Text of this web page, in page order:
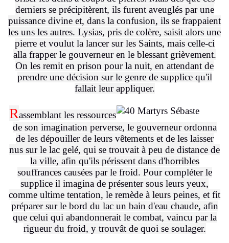
derniers se précipitèrent, ils furent aveuglés par une
puissance divine et, dans la confusion, ils se frappaient
les uns les autres. Lysias, pris de colère, saisit alors une
pierre et voulut la lancer sur les Saints, mais celle-ci
alla frapper le gouverneur en le blessant grièvement.
On les remit en prison pour la nuit, en attendant de
prendre une décision sur le genre de supplice qu'il
fallait leur appliquer.
Rassemblant les ressources
de son imagination perverse, le gouverneur ordonna
de les dépouiller de leurs vêtements et de les laisser
nus sur le lac gelé, qui se trouvait à peu de distance de
la ville, afin qu'ils périssent dans d'horribles
souffrances causées par le froid. Pour compléter le
supplice il imagina de présenter sous leurs yeux,
comme ultime tentation, le remède à leurs peines, et fit
préparer sur le bord du lac un bain d'eau chaude, afin
que celui qui abandonnerait le combat, vaincu par la
rigueur du froid, y trouvât de quoi se soulager.